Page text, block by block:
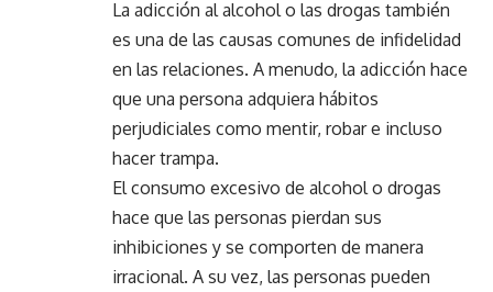
La adicción al alcohol o las drogas también
es una de las causas comunes de infidelidad
en las relaciones. A menudo, la adicción hace
que una persona adquiera hábitos
perjudiciales como mentir, robar e incluso
hacer trampa.
El consumo excesivo de alcohol o drogas
hace que las personas pierdan sus
inhibiciones y se comporten de manera
irracional. A su vez, las personas pueden